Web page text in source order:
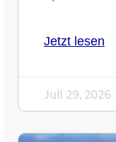
Jetzt lesen
Juli 29, 2026